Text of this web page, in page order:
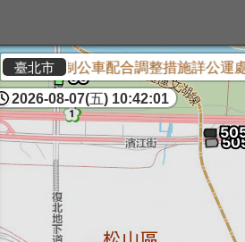
臺北市
管制公車配合調整措施詳公運處網頁
2026-08-07(五) 10:42:01